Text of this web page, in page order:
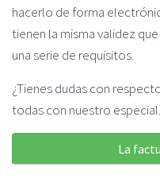
hacerlo de forma
tienen la misma validez
una serie de requisitos.
¿Tienes dudas con
todas con nuestro especial.
La